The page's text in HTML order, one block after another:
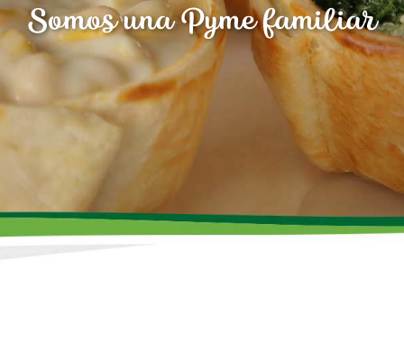
Somos una Pyme familiar